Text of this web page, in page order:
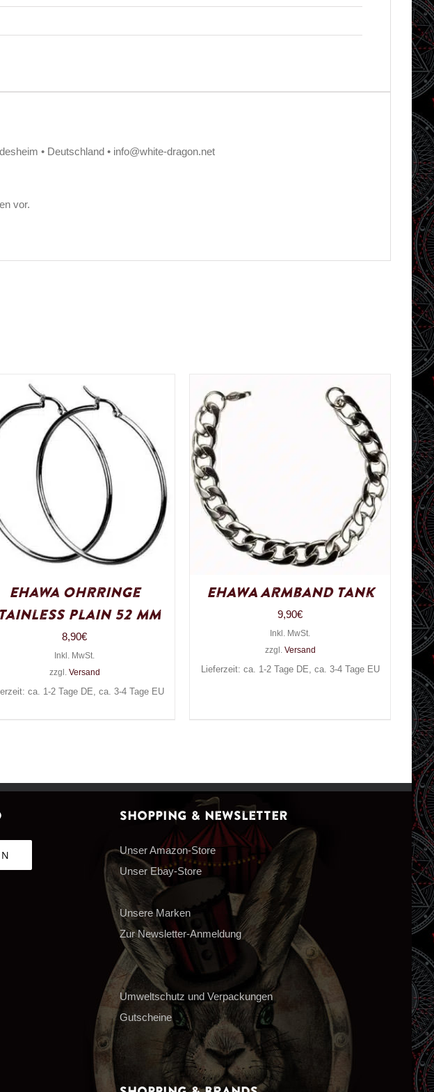
• Deutschland • info@white-dragon.net
vor.
Ehawa Ohrringe
Plain 52 mm
8,90€
Inkl. MwSt.
zzgl. Versand
ca. 1-2 Tage DE, ca. 3-4 Tage EU
EHAWA Armband Tank
9,90€
Inkl. MwSt.
zzgl. Versand
Lieferzeit: ca. 1-2 Tage DE, ca. 3-4 Tage EU
Shopping & Newsletter
Unser Amazon-Store
Unser Ebay-Store
Unsere Marken
Zur Newsletter-Anmeldung
Umweltschutz und Verpackungen
Gutscheine